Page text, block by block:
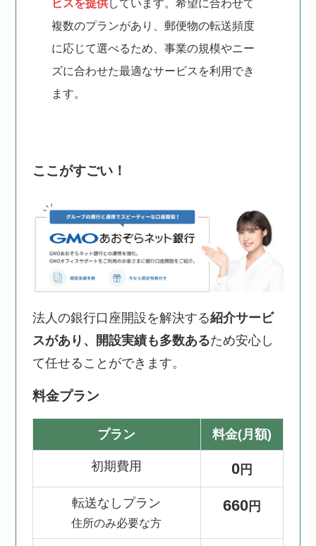
ビスを提供しています。希望に合わせて
複数のプランがあり、郵便物の転送頻度
に応じて選べるため、事業の規模やニー
ズに合わせた最適なサービスを利用でき
ます。
ここがすごい！
法人の銀行口座開設を解決する紹介サービ
スがあり、開設実績も多数あるため安心し
て任せることができます。
料金プラン
プラン 料金(月額)
初期費用 0円
転送なしプラン
住所のみ必要な方
660円